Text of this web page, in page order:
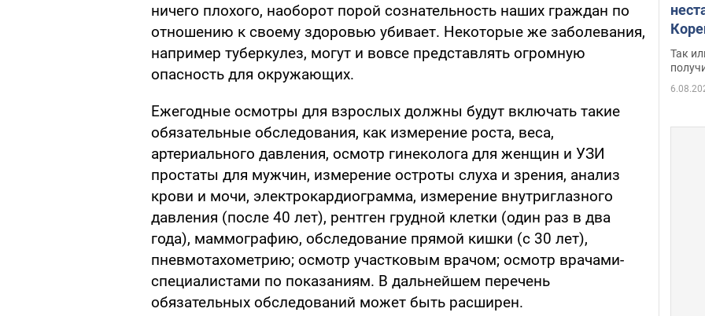
ничего плохого, наоборот порой сознательность наших граждан по
отношению к своему здоровью убивает. Некоторые же заболевания,
например туберкулез, могут и вовсе представлять огромную
опасность для окружающих.
Ежегодные осмотры для взрослых должны будут включать такие
обязательные обследования, как измерение роста, веса,
артериального давления, осмотр гинеколога для женщин и УЗИ
простаты для мужчин, измерение остроты слуха и зрения, анализ
крови и мочи, электрокардиограмма, измерение внутриглазного
давления (после 40 лет), рентген грудной клетки (один раз в два
года), маммографию, обследование прямой кишки (с 30 лет),
пневмотахометрию; осмотр участковым врачом; осмотр врачами-
специалистами по показаниям. В дальнейшем перечень
обязательных обследований может быть расширен.
Так